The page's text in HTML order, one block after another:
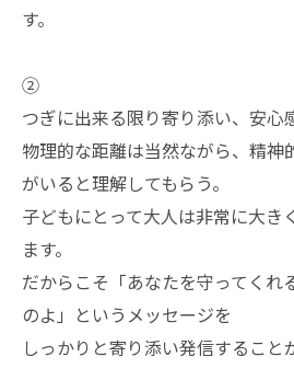
す。
②
つぎに出来る限り寄り添い、安心
物理的な距離は当然ながら、精神
がいると理解してもらう。
子どもにとって大人は非常に大き
ます。
だからこそ「あなたを守ってくれ
のよ」というメッセージを
しっかりと寄り添い発信すること